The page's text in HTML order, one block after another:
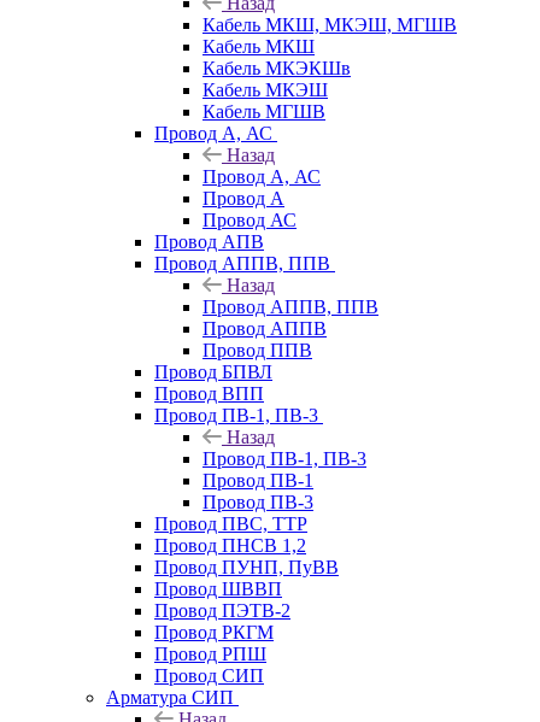
Кабель МКШ, МКЭШ, МГШВ
Кабель МКШ
Кабель МКЭКШв
Кабель МКЭШ
Кабель МГШВ
Провод А, АС
Назад
Провод А, АС
Провод А
Провод АС
Провод АПВ
Провод АППВ, ППВ
Назад
Провод АППВ, ППВ
Провод АППВ
Провод ППВ
Провод БПВЛ
Провод ВПП
Провод ПВ-1, ПВ-3
Назад
Провод ПВ-1, ПВ-3
Провод ПВ-1
Провод ПВ-3
Провод ПВС, ТТР
Провод ПНСВ 1,2
Провод ПУНП, ПуВВ
Провод ШВВП
Провод ПЭТВ-2
Провод РКГМ
Провод РПШ
Провод СИП
Арматура СИП